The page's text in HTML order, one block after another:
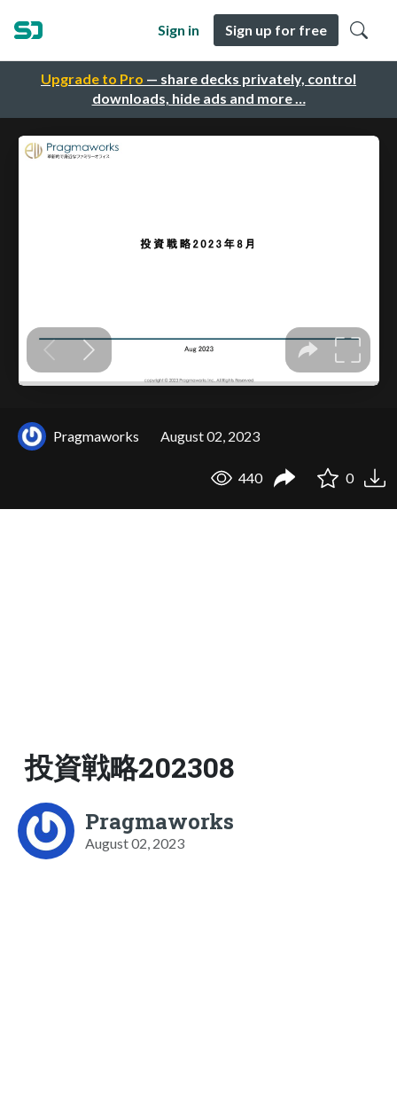
Upgrade to Pro — share decks privately, control
downloads, hide ads and more …
Sign in Sign up for free
Pragmaworks August 02, 2023
440 0
投資戦略202308
Pragmaworks
August 02, 2023